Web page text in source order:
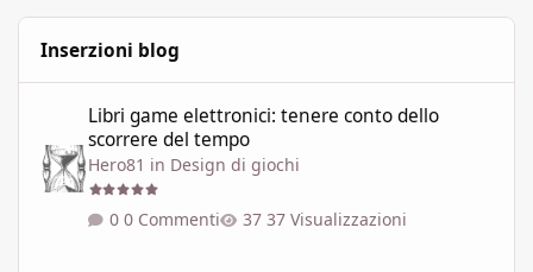
Inserzioni blog
Libri game elettronici: tenere conto dello
scorrere del tempo
Hero81 in Design di giochi
0 Commenti 37 Visualizzazioni